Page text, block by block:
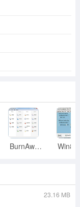
BurnAware
23.16 MB